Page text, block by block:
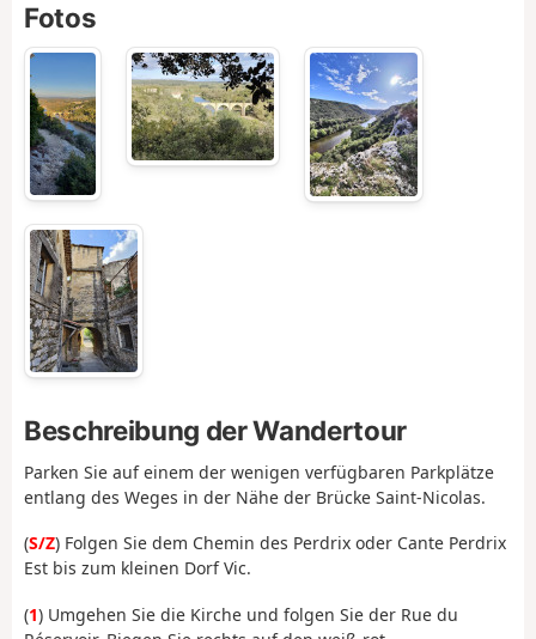
Fotos
Beschreibung der Wandertour
Parken Sie auf einem der wenigen verfügbaren Parkplätze
entlang des Weges in der Nähe der Brücke Saint-Nicolas.
(S/Z) Folgen Sie dem Chemin des Perdrix oder Cante Perdrix
Est bis zum kleinen Dorf Vic.
(1) Umgehen Sie die Kirche und folgen Sie der Rue du